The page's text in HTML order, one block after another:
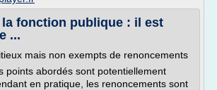
la fonction publique : il est
...
mais non exempts de renoncements
points abordés sont potentiellement
en pratique, les renoncements sont